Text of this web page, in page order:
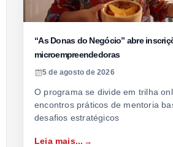
“As Donas do Negócio” abre
microempreendedoras
5 de agosto de 2026
O programa se divide em trilha
encontros práticos de mentoria
desafios estratégicos
Leia mais...